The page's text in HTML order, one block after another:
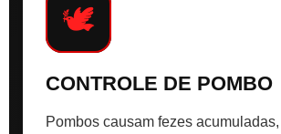
🕊️
CONTROLE DE POMBO
Pombos causam fezes